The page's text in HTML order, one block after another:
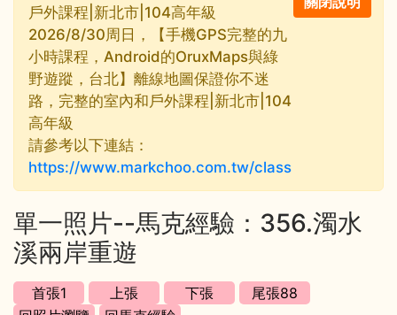
戶外課程|新北市|104高年級
2026/8/30周日，【手機GPS完整的九
小時課程，Android的OruxMaps與綠
野遊蹤，台北】離線地圖保證你不迷
路，完整的室內和戶外課程|新北市|104
高年級
請參考以下連結：
https://www.markchoo.com.tw/class
單一照片--馬克經驗：356.濁水
溪兩岸重遊